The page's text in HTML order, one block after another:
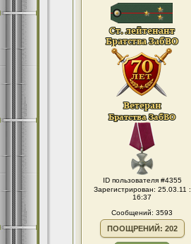
ID пользователя #4355
Зарегистрирован: 25.03.11 :
16:37
Сообщений: 3593
ПООЩРЕНИЙ: 202